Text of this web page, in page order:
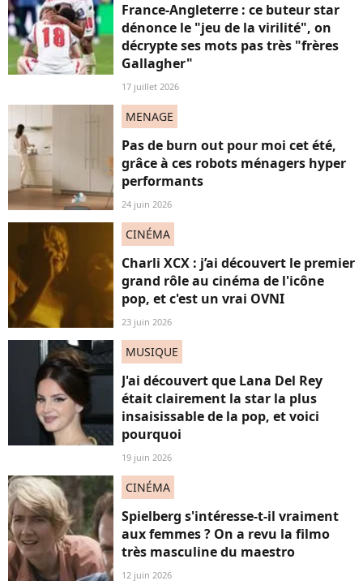
France-Angleterre : ce buteur star
dénonce le "jeu de la virilité", on
décrypte ses mots pas très "frères
Gallagher"
17 juillet 2026
MENAGE
Pas de burn out pour moi cet été,
grâce à ces robots ménagers hyper
performants
24 juin 2026
CINÉMA
Charli XCX : j’ai découvert le premier
grand rôle au cinéma de l'icône
pop, et c'est un vrai OVNI
23 juin 2026
MUSIQUE
J'ai découvert que Lana Del Rey
était clairement la star la plus
insaisissable de la pop, et voici
pourquoi
19 juin 2026
CINÉMA
Spielberg s'intéresse-t-il vraiment
aux femmes ? On a revu la filmo
très masculine du maestro
12 juin 2026